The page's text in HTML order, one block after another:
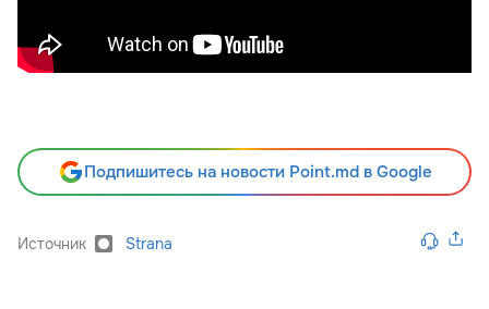
Подпишитесь на новости Point.md в Google
Источник Strana